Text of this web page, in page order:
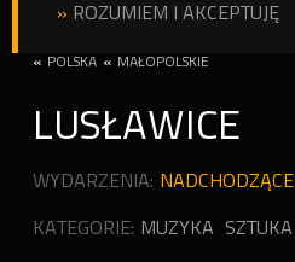
» ROZUMIEM I AKCEPTUJĘ
« POLSKA « MAŁOPOLSKIE
LUSŁAWICE
WYDARZENIA: NADCHODZĄCE
KATEGORIE: MUZYKA SZTUKA